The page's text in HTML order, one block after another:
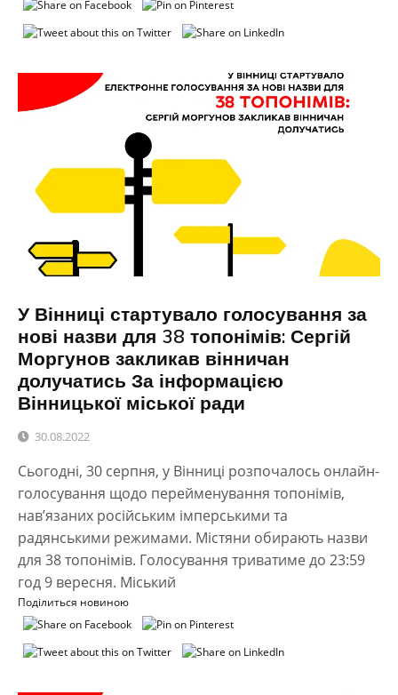
У Вінниці стартувало голосування за
нові назви для 38 топонімів: Сергій
Моргунов закликав вінничан
долучатись За інформацією
Вінницької міської ради
30.08.2022
Сьогодні, 30 серпня, у Вінниці розпочалось онлайн-
голосування щодо перейменування топонімів,
нав’язаних російським імперськими та
радянськими режимами. Містяни обирають назви
для 38 топонімів. Голосування триватиме до 23:59
год 9 вересня. Міський
Поділиться новиною